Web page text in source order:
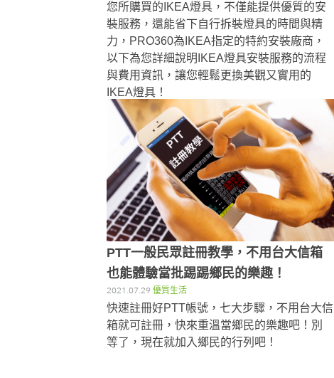
您所購買的IKEA燈具，不僅能提供優質的安
裝服務，還能省下自行拆裝燈具的時間與精
力，PRO360為IKEA指定的特約安裝廠商，
以下為您詳細說明IKEA燈具安裝服務的流程
與費用資訊，讓您輕鬆更換美觀又實用的
IKEA燈具！
PTT一般民眾註冊教學，不用台大信箱
也能體驗當批踢踢鄉民的樂趣！
2021.07.29 優質生活
快速註冊好PTT帳號，七大步驟，不用台大信
箱就可註冊，快來重溫當鄉民的樂趣吧！別
等了，現在就加入鄉民的行列吧！